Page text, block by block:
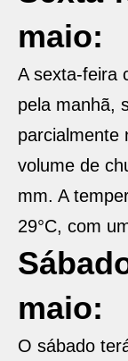
maio:
A sexta-feira
pela manhã,
parcialmente
volume de
mm. A
29°C, com
maio:
O sábado